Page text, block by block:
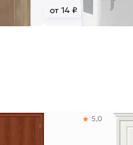
от 14 ₽
5,0